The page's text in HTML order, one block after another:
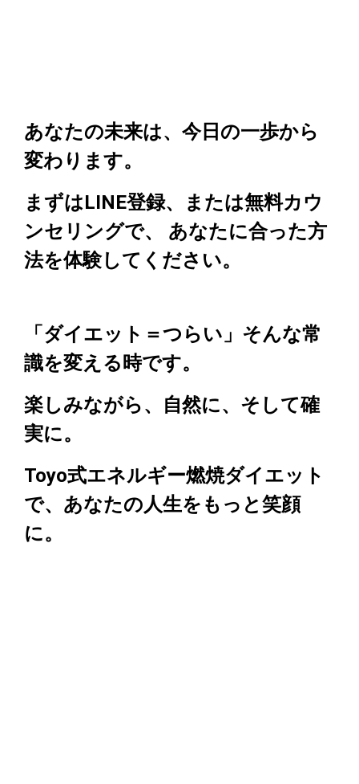
あなたの未来は、今日の一歩から
変わります。
まずはLINE登録、または無料カウ
ンセリングで、 あなたに合った方
法を体験してください。
「ダイエット＝つらい」そんな常
識を変える時です。
楽しみながら、自然に、そして確
実に。
Toyo式エネルギー燃焼ダイエット
で、あなたの人生をもっと笑顔
に。